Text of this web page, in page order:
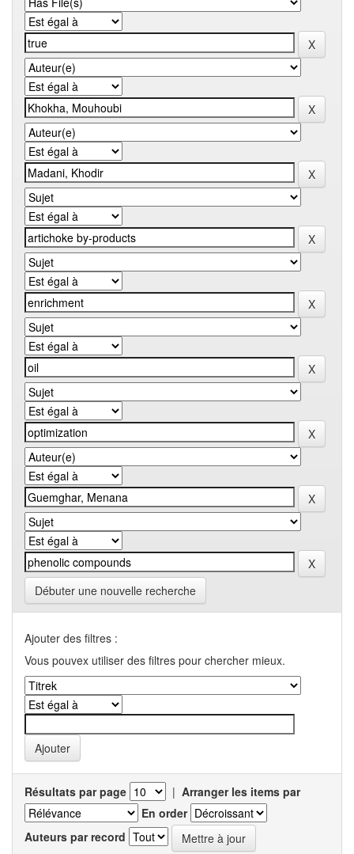
Débuter une nouvelle recherche
Ajouter des filtres :
Vous pouvex utiliser des filtres pour chercher mieux.
Résultats par page | Arranger les items par
En order
Auteurs par record